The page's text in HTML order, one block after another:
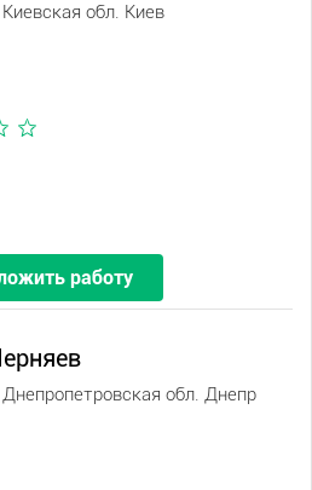
обл. Киев
работу
обл. Днепр